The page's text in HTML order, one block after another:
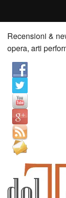
Home
Recensioni
Anticipazioni
News
Palazzi consiglia
Video
Chi siamo
Contatti
Recensioni &
opera, arti